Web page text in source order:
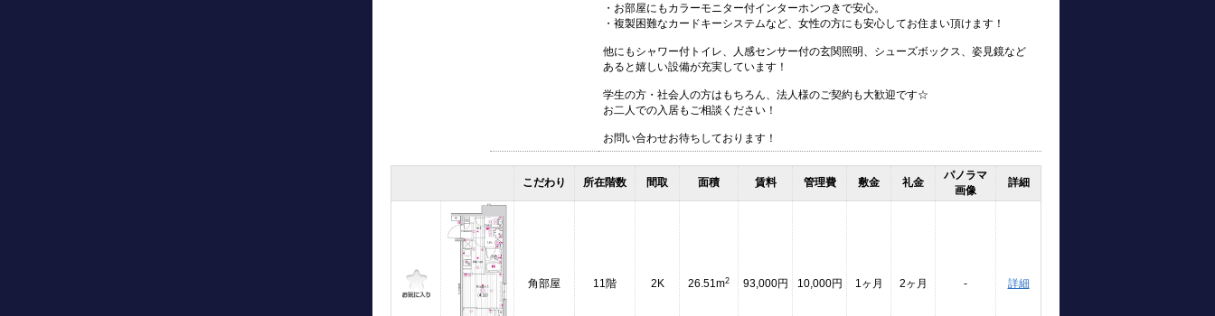
・お部屋にもカラーモニター付インターホンつきで安心。
・複製困難なカードキーシステムなど、女性の方にも安心してお住まい頂けます！
他にもシャワー付トイレ、人感センサー付の玄関照明、シューズボックス、姿見鏡など
あると嬉しい設備が充実しています！
学生の方・社会人の方はもちろん、法人様のご契約も大歓迎です☆
お二人での入居もご相談ください！
お問い合わせお待ちしております！
こだわり 所在階数 間取 面積 賃料 管理費 敷金 礼金
パノラマ
画像
詳細
角部屋 11階 2K 26.51m2 93,000円 10,000円 1ヶ月 2ヶ月 - 詳細